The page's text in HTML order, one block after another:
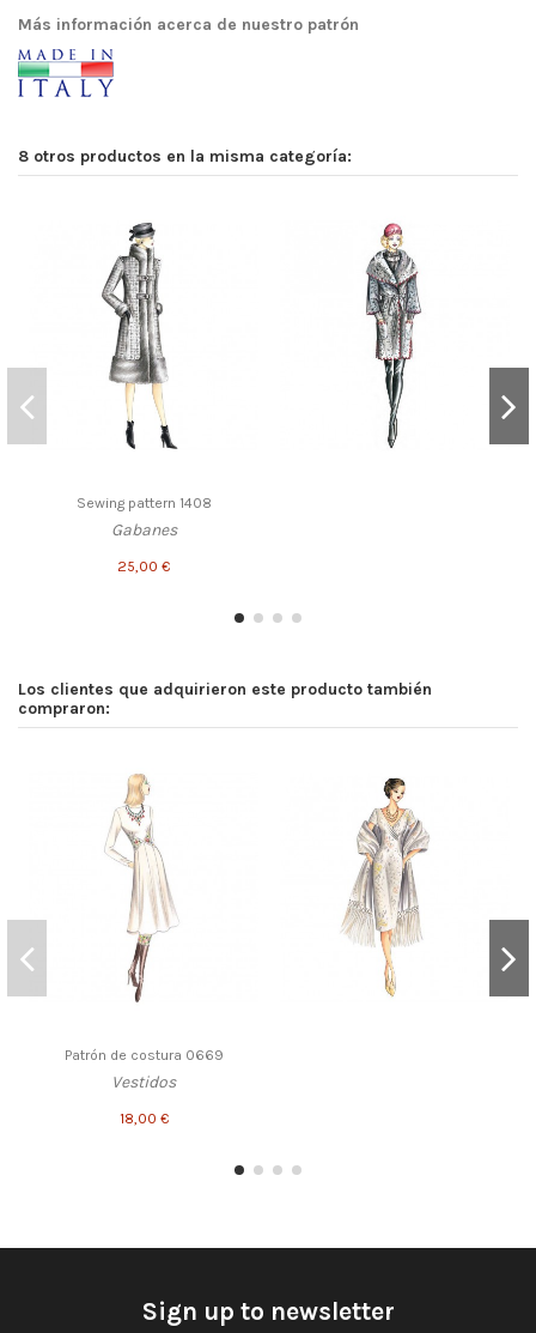
Más información acerca de nuestro patrón
8 otros productos en la misma categoría:
Sewing pattern 1408
Gabanes
25,00 €
Los clientes que adquirieron este producto también
compraron:
Patrón de costura 0669
Vestidos
18,00 €
Sign up to newsletter